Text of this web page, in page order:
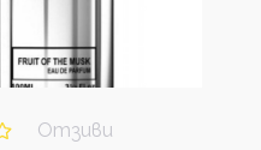
Отзиви